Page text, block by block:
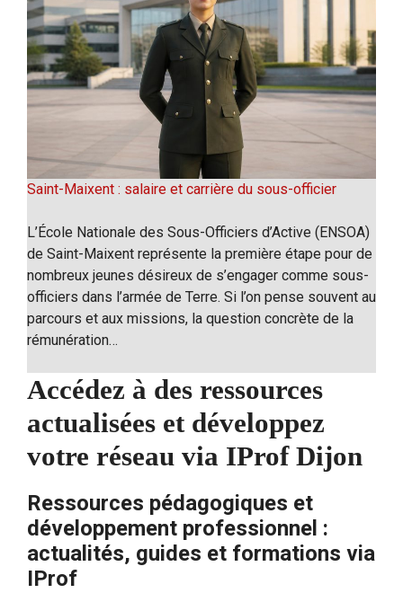
Saint-Maixent : salaire et carrière du sous-officier
L’École Nationale des Sous-Officiers d’Active (ENSOA)
de Saint-Maixent représente la première étape pour de
nombreux jeunes désireux de s’engager comme sous-
officiers dans l’armée de Terre. Si l’on pense souvent au
parcours et aux missions, la question concrète de la
rémunération…
Accédez à des ressources
actualisées et développez
votre réseau via IProf Dijon
Ressources pédagogiques et
développement professionnel :
actualités, guides et formations via
IProf